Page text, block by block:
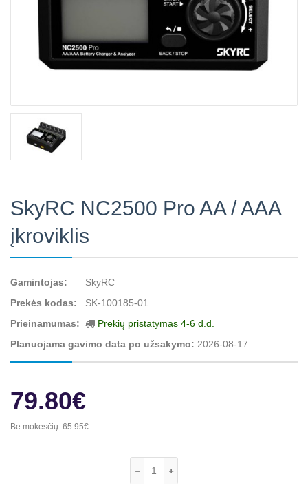
SkyRC NC2500 Pro AA / AAA
įkroviklis
Gamintojas:
SkyRC
Prekės kodas:
SK-100185-01
Prieinamumas:
Prekių pristatymas 4-6 d.d.
Planuojama gavimo data po užsakymo: 2026-08-17
79.80€
Be mokesčių: 65.95€